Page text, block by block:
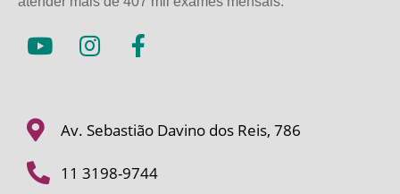
Av. Sebastião Davino dos Reis, 786
11 3198-9744